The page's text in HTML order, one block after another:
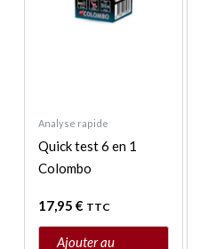
Analyse rapide
Quick test 6 en 1
Colombo
17,95€ TTC
Ajouter au